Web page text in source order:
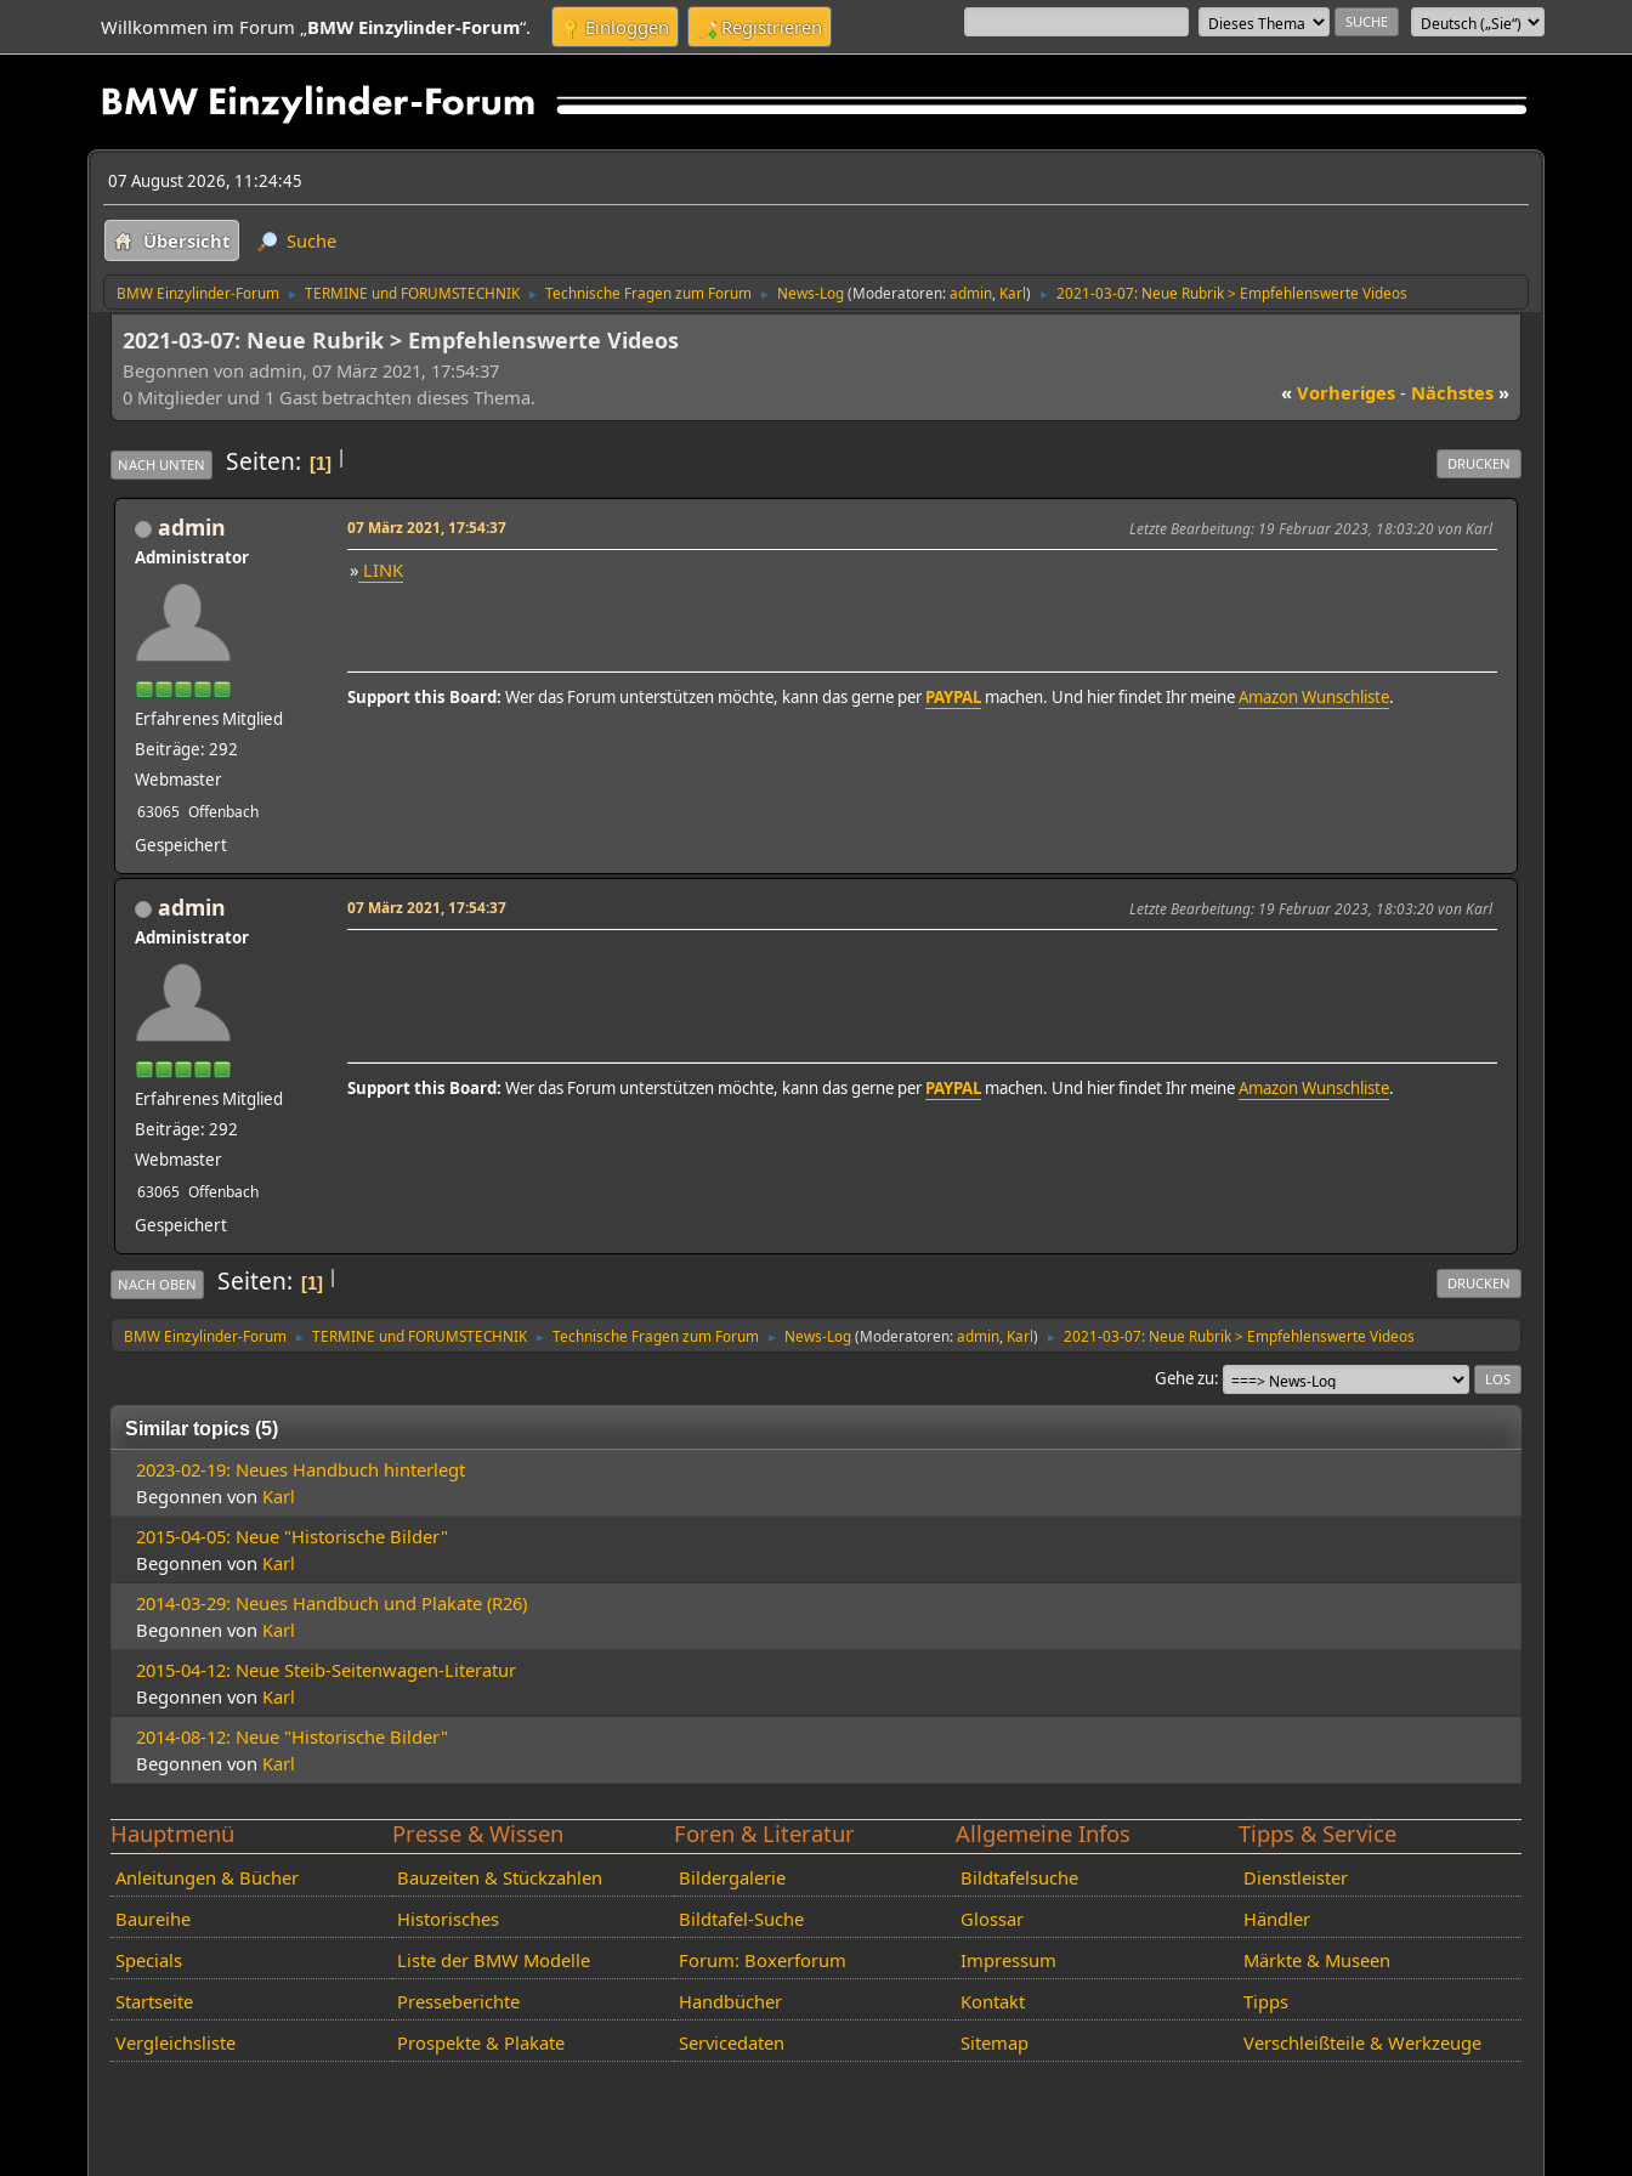
Willkommen im Forum „BMW Einzylinder-Forum“. Einloggen Registrieren
07 August 2026, 11:24:45
Übersicht Suche
BMW Einzylinder-Forum ► TERMINE und FORUMSTECHNIK ► Technische Fragen zum Forum ► News-Log(Moderatoren:admin, Karl) ► 2021-03-07: Neue Rubrik > Empfehlenswerte Videos
2021-03-07: Neue Rubrik > Empfehlenswerte Videos
Begonnen von admin, 07 März 2021, 17:54:37
« Vorheriges - Nächstes »
0 Mitglieder und 1 Gast betrachten dieses Thema.
DRUCKEN
|
NACH UNTEN Seiten 1
admin
Administrator
Erfahrenes Mitglied
Beiträge: 292
Webmaster
63065 Offenbach
Gespeichert
07 März 2021, 17:54:37 Letzte Bearbeitung: 19 Februar 2023, 18:03:20 von Karl
» LINK
Support this Board: Wer das Forum unterstützen möchte, kann das gerne perPAYPAL machen. Und hier findet Ihr meineAmazon Wunschliste.
admin
Administrator
Erfahrenes Mitglied
Beiträge: 292
Webmaster
63065 Offenbach
Gespeichert
07 März 2021, 17:54:37 Letzte Bearbeitung: 19 Februar 2023, 18:03:20 von Karl
Support this Board: Wer das Forum unterstützen möchte, kann das gerne perPAYPAL machen. Und hier findet Ihr meineAmazon Wunschliste.
DRUCKEN
|
NACH OBEN Seiten 1
BMW Einzylinder-Forum ► TERMINE und FORUMSTECHNIK ► Technische Fragen zum Forum ► News-Log(Moderatoren:admin Karl) ► 2021-03-07: Neue Rubrik > Empfehlenswerte Videos
Gehe zu
Similar topics (5)
2023-02-19: Neues Handbuch hinterlegt
Begonnen von Karl
2015-04-05: Neue "Historische Bilder"
Begonnen von Karl
2014-03-29: Neues Handbuch und Plakate (R26)
Begonnen von Karl
2015-04-12: Neue Steib-Seitenwagen-Literatur
Begonnen von Karl
2014-08-12: Neue "Historische Bilder"
Begonnen von Karl
Hauptmenü
Anleitungen & Bücher
Baureihe
Specials
Startseite
Vergleichsliste
Presse & Wissen
Bauzeiten & Stückzahlen
Historisches
Liste der BMW Modelle
Presseberichte
Prospekte & Plakate
Foren & Literatur
Bildergalerie
Bildtafel-Suche
Forum: Boxerforum
Handbücher
Servicedaten
Allgemeine Infos
Bildtafelsuche
Glossar
Impressum
Kontakt
Sitemap
Tipps & Service
Dienstleister
Händler
Märkte & Museen
Tipps
Verschleißteile & Werkzeuge